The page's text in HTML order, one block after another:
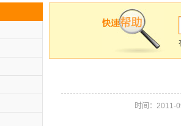
时间：2011-